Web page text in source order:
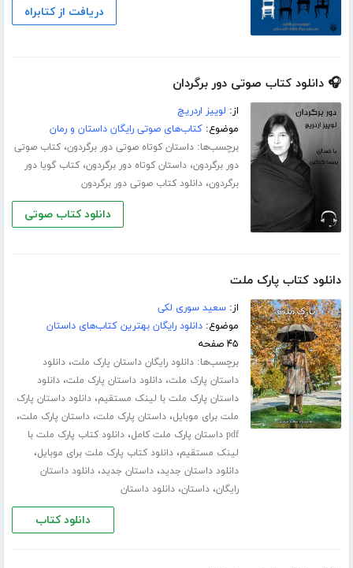
دریافت از کتابراه
🎧 دانلود کتاب صوتی دور برگردان
از: لوییز اردریچ
موضوع:کتاب‌های صوتی رایگان داستان و رمان
برچسب‌ها:داستان کوتاه صوتی دور برگردون،کتاب صوتی
دور برگردون،داستان کوتاه دور برگردون،کتاب گویا دور
برگردون،دانلود کتاب صوتی دور برگردون
دانلود کتاب صوتی
دانلود کتاب پارک ملت
از:سعید سوری لکی
موضوع:دانلود رایگان بهترین کتاب‌های داستان
۴۵ صفحه
برچسب‌ها:دانلود رایگان داستان پارک ملت،دانلود
داستان پارک ملت،دانلود داستان پارک ملت،دانلود
داستان پارک ملت با لینک مستقیم،دانلود داستان پارک
ملت برای موبایل،داستان پارک ملت،داستان پارک ملت،
pdf داستان پارک ملت کامل ،دانلود کتاب پارک ملت با
لینک مستقیم،دانلود کتاب پارک ملت برای موبایل،
دانلود داستان جدید،داستان جدید،دانلود داستان
رایگان،داستان،دانلود داستان
دانلود کتاب